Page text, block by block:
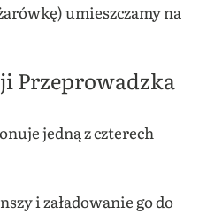
umieszczamy na
Przeprowadzka
jedną z czterech
i załadowanie go do